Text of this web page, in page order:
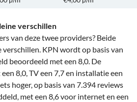
verschillen
van deze twee providers? Beide
verschillen. KPN wordt op basis van
beoordeeld met een 8,0. De
8,0, TV een 7,7 en installatie een
hoger, op basis van 7.394 reviews
met een 8,6 voor internet en een